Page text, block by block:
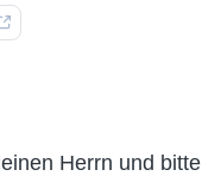
Herrn und